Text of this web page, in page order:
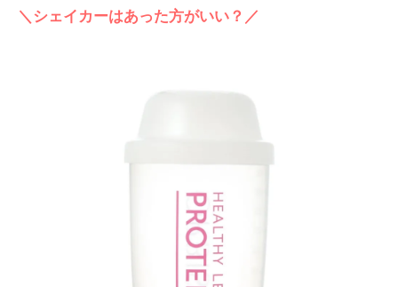
＼シェイカーはあった方がいい？／